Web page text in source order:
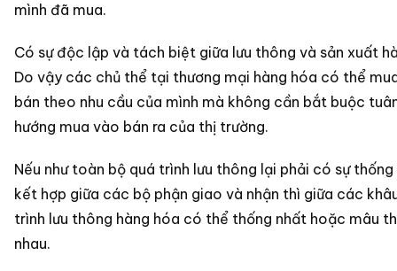
mình đã mua.
Có sự độc lập và tách biệt giữa lưu thông và sản xuất
Do vậy các chủ thể tại thương mại hàng hóa có thể
bán theo nhu cầu của mình mà không cần bắt buộc
hướng mua vào bán ra của thị trường.
Nếu như toàn bộ quá trình lưu thông lại phải có sự
kết hợp giữa các bộ phận giao và nhận thì giữa các
trình lưu thông hàng hóa có thể thống nhất hoặc mâu
nhau.